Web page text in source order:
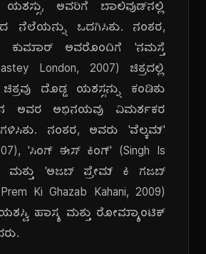
ಯಶಸ್ಸು, ಅವರಿಗೆ ಬಾಲಿವುಡ್‌ನಲ್ಲಿ
ನೆಲೆಯನ್ನು ಒದಗಿಸಿತು. ನಂತರ,
ಕುಮಾರ್ ಅವರೊಂದಿಗೆ 'ನಮಸ್ತೆ
London, 2007) ಚಿತ್ರದಲ್ಲಿ
ದೊಡ್ಡ ಯಶಸ್ಸನ್ನು ಕಂಡಿತು
ಅವರ ಅಭಿನಯವು ವಿಮರ್ಶಕರ
ನಂತರ, ಅವರು 'ವೆಲ್ಕಮ್'
'ಸಿಂಗ್ ಈಸ್ ಕಿಂಗ್' (Singh Is
ಮತ್ತು 'ಅಜಬ್ ಪ್ರೇಮ್ ಕಿ ಗಜಬ್
Ki Ghazab Kahani, 2009)
ಹಾಸ್ಯ ಮತ್ತು ರೋಮ್ಯಾಂಟಿಕ್